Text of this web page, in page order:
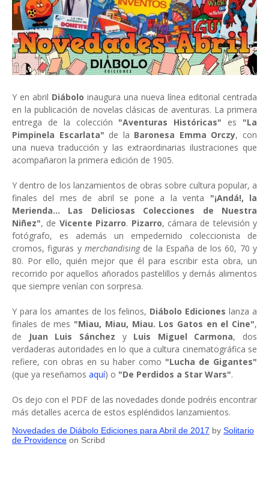
Y en abril Diábolo inaugura una nueva línea editorial centrada
en la publicación de novelas clásicas de aventuras. La primera
entrega de la colección "Aventuras Históricas" es "La
Pimpinela Escarlata" de la Baronesa Emma Orczy, con
una nueva traducción y las extraordinarias ilustraciones que
acompañaron la primera edición de 1905.
Y dentro de los lanzamientos de obras sobre cultura popular, a
finales del mes de abril se pone a la venta "¡Andá!, la
Merienda... Las Deliciosas Colecciones de Nuestra
Niñez", de Vicente Pizarro. Pizarro, cámara de televisión y
fotógrafo, es además un empedernido coleccionista de
cromos, figuras ymerchandisingde la España de los 60, 70 y
80. Por ello, quién mejor que él para escribir esta obra, un
recorrido por aquellos añorados pastelillos y demás alimentos
que siempre venían con sorpresa.
Y para los amantes de los felinos, Diábolo Ediciones lanza a
finales de mes "Miau, Miau, Miau. Los Gatos en el Cine",
de
Juan Luis Sánchez y Luis Miguel Carmona, dos
verdaderas autoridades en lo que a cultura cinematográfica se
refiere, con obras en su haber como "Lucha de Gigantes"
(que ya reseñamos aquí) o "De Perdidos a Star Wars".
Os dejo con el PDF de las novedades donde podréis encontrar
más detalles acerca de estos espléndidos lanzamientos.
Novedades de Diábolo Ediciones para Abril de 2017 by Solitario
de Providence on Scribd